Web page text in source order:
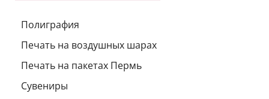
Полиграфия
Печать на воздушных шарах
Печать на пакетах Пермь
Сувениры